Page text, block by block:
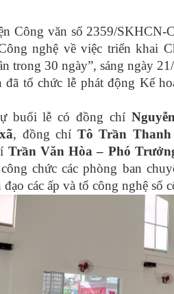
Công văn số 2359/SKHCN-
nghệ về việc triển khai
trong 30 ngày”, sáng ngày
đã tổ chức lễ phát động Kế
buổi lễ có đồng chí
, đồng chí Tô Trần
Trần Văn Hòa – Phó
chức các phòng ban
đạo các ấp và tổ công nghệ số